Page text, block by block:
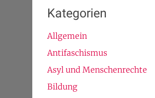
Kategorien
Allgemein
Antifaschismus
Asyl und Menschenrechte
Bildung